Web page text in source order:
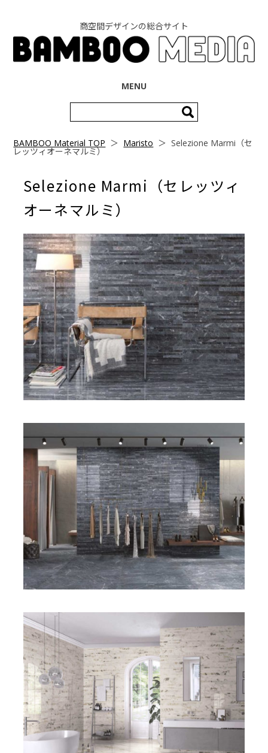
商空間デザインの総合サイト
MENU
索:
BAMBOO Material TOP ＞ Maristo ＞Selezione Marmi（セ
レッツィオーネマルミ）
Selezione Marmi（セレッツィ
オーネマルミ）